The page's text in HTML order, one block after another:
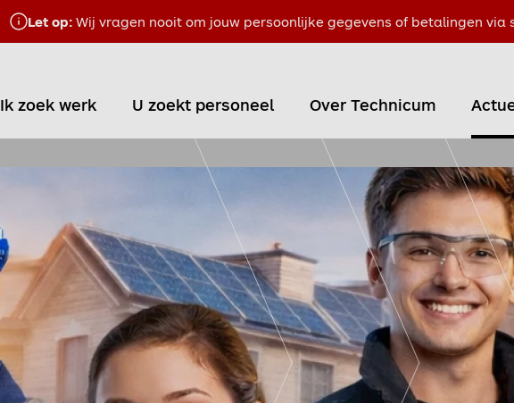
Let op:Wij vragen nooit om jouw persoonlijke gegevens of betalingen via
Ik zoek werk U zoekt personeel Over Technicum